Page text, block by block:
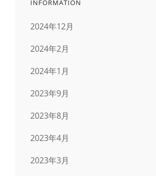
INFORMATION
2024年12月
2024年2月
2024年1月
2023年9月
2023年8月
2023年4月
2023年3月